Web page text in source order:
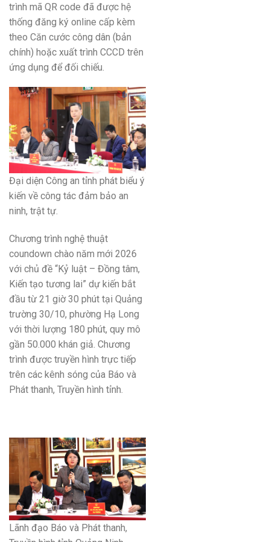
trình mã QR code đã được hệ
thống đăng ký online cấp kèm
theo Căn cước công dân (bản
chính) hoặc xuất trình CCCD trên
ứng dụng để đối chiếu.
Đại diện Công an tỉnh phát biểu ý
kiến về công tác đảm bảo an
ninh, trật tự.
Chương trình nghệ thuật
coundown chào năm mới 2026
với chủ đề “Kỷ luật – Đồng tâm,
Kiến tạo tương lai” dự kiến bắt
đầu từ 21 giờ 30 phút tại Quảng
trường 30/10, phường Hạ Long
với thời lượng 180 phút, quy mô
gần 50.000 khán giả. Chương
trình được truyền hình trực tiếp
trên các kênh sóng của Báo và
Phát thanh, Truyền hình tỉnh.
Lãnh đạo Báo và Phát thanh,